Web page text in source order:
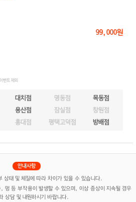
99,000원
벤트 제외
대치점 명동점
목동점
용산점 잠실점
창원점
홍대점 평택고덕점 방배점
상태 및 체질에 따라 차이가 있을 수 있습니다.
멍 등 부작용이 발생할 수 있으며, 이상 증상이 지속될 경우
상담 및 내원하시기 바랍니다.